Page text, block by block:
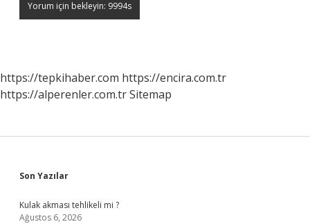
https://tepkihaber.com https://encira.com.tr
https://alperenler.com.trSitemap
Sidebar
Son Yazılar
Kulak akması tehlikeli mi ?
Ağustos 6, 2026